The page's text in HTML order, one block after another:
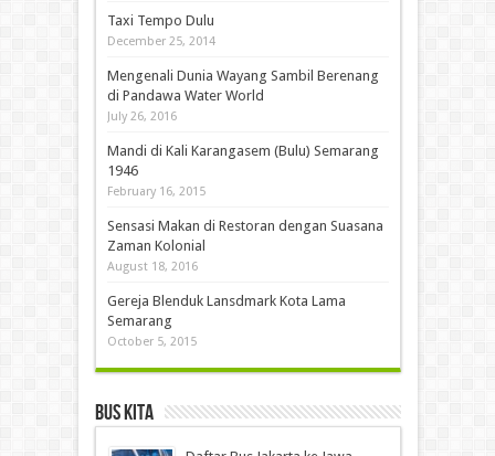
Taxi Tempo Dulu
December 25, 2014
Mengenali Dunia Wayang Sambil Berenang
di Pandawa Water World
July 26, 2016
Mandi di Kali Karangasem (Bulu) Semarang
1946
February 16, 2015
Sensasi Makan di Restoran dengan Suasana
Zaman Kolonial
August 18, 2016
Gereja Blenduk Lansdmark Kota Lama
Semarang
October 5, 2015
Bus Kita